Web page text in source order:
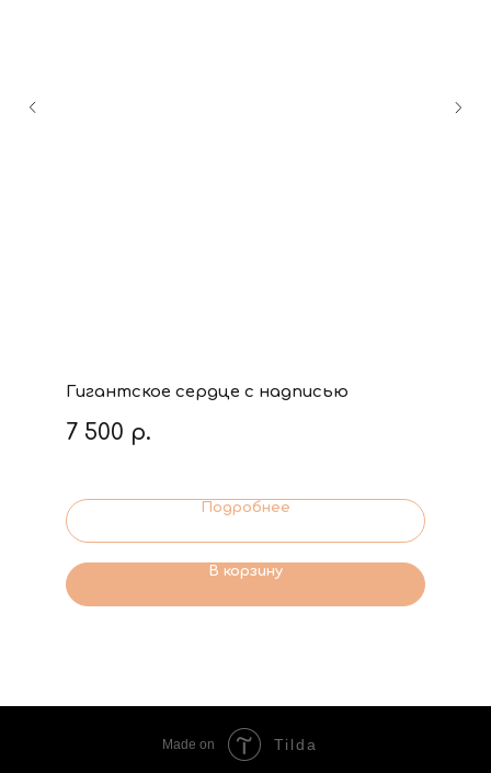
Гигантское сердце с надписью
7 500 р.
Подробнее
В корзину
Made on Tilda